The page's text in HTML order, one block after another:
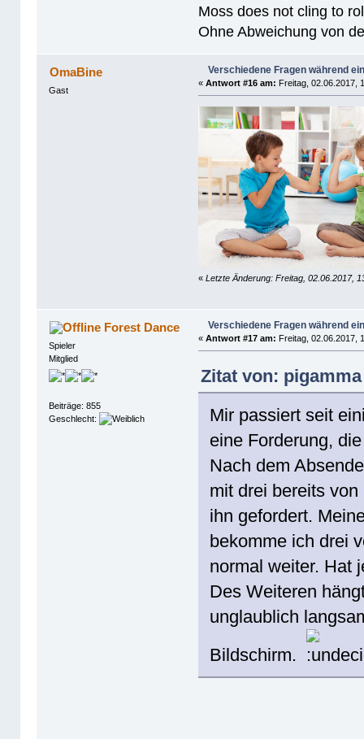
Moss does not cling to
Ohne Abweichung von
OmaBine
Gast
Verschiedene Fragen während
«Antwort #16 am: Freitag, 02.06.2017,
«Letzte Änderung: Freitag, 02.06.2017,
Forest Dance
Spieler
Mitglied
Beiträge: 855
Geschlecht:
Verschiedene Fragen während
«Antwort #17 am: Freitag, 02.06.2017,
Zitat von: pigamma
Mir passiert seit
eine Forderung,
Nach dem
mit drei bereits
ihn gefordert.
bekomme ich drei
normal weiter. Hat
Des Weiteren
unglaublich
Bildschirm.